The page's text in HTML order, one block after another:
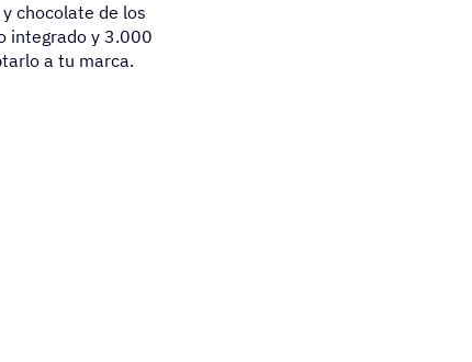
chocolate de los
integrado y 3.000
a tu marca.